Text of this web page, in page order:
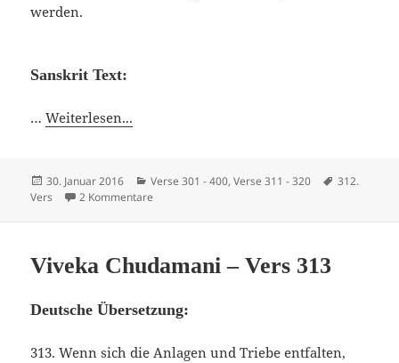
werden.
Sanskrit Text:
…Weiterlesen...
Veröffentlicht
am
30. Januar 2016 Kategorien
Verse 301 - 400,Verse 311 - 320
312.
Vers
2 Kommentare
Viveka Chudamani – Vers 313
Deutsche Übersetzung:
313. Wenn sich die Anlagen und Triebe entfalten,